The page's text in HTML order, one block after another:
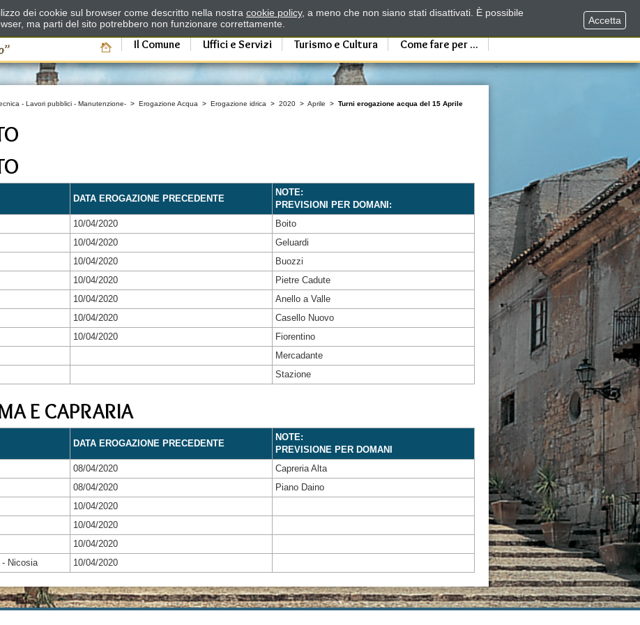
Il Comune Uffici e Servizi Turismo e Cultura Come fare per ...
- Lavori pubblici - Manutenzione- > Erogazione Acqua > Erogazione idrica > 2020 > Aprile > Turni erogazione acqua del 15 Aprile
DATA EROGAZIONE PRECEDENTE
NOTE:
PREVISIONI PER DOMANI:
10/04/2020
Boito
10/04/2020
Geluardi
10/04/2020
Buozzi
10/04/2020
Pietre Cadute
10/04/2020
Anello a Valle
10/04/2020
Casello Nuovo
10/04/2020
Fiorentino
Mercadante
Stazione
E CAPRARIA
DATA EROGAZIONE PRECEDENTE
NOTE:
PREVISIONE PER DOMANI
08/04/2020
Capreria Alta
08/04/2020
Piano Daino
10/04/2020
10/04/2020
10/04/2020
- Nicosia
10/04/2020
dei cookie sul browser come descritto nella nostra cookie policy, a meno che non siano stati disattivati. È possibile
ma parti del sito potrebbero non funzionare correttamente.
Accetta